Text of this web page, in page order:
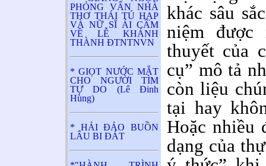
PHỎNG VẤN NHÀ
THƠ THÁI TÚ HẠP
VÀ NỮ SĨ ÁI CẦM
VỀ LỄ KHÁNH
THÀNH ĐTNTNVN
* GIỌT NƯỚC MẮT
CHO NGƯỜI TÌM
TỰ DO (Lê Đinh
Hùng)
* HẢI ĐẢO BUỒN
LÂU BI ĐÁT
khác sâu
niệm
thuyết của
cụ” mô tả
còn liệu
tại hay
Hoặc nhiều
dạng của